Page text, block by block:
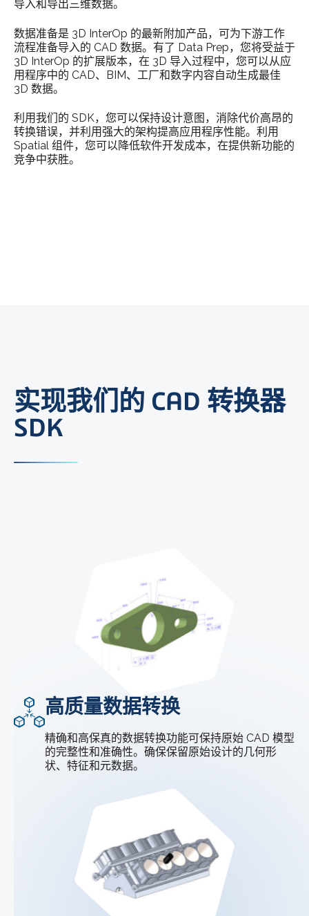
导入和导出三维数据。
数据准备是 3D InterOp 的最新附加产品，可为下游工作
流程准备导入的 CAD 数据。有了 Data Prep，您将受益于
3D InterOp 的扩展版本，在 3D 导入过程中，您可以从应
用程序中的 CAD、BIM、工厂和数字内容自动生成最佳
3D 数据。
利用我们的 SDK，您可以保持设计意图，消除代价高昂的
转换错误，并利用强大的架构提高应用程序性能。利用
Spatial 组件，您可以降低软件开发成本，在提供新功能的
竞争中获胜。
实现我们的 CAD 转换器
SDK
高质量数据转换
精确和高保真的数据转换功能可保持原始 CAD 模型
的完整性和准确性。确保保留原始设计的几何形
状、特征和元数据。